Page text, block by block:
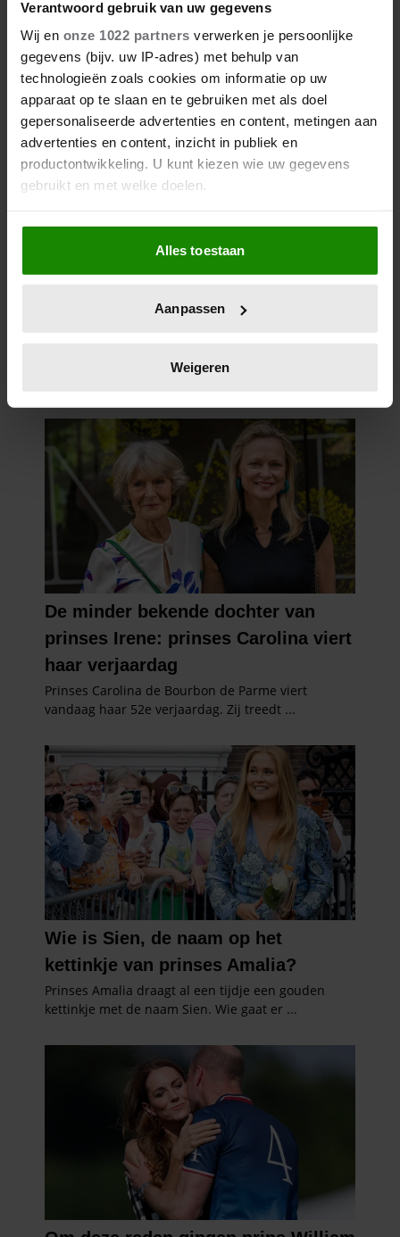
Verantwoord gebruik van uw gegevens
Wij en onze 1022 partners verwerken je persoonlijke
gegevens (bijv. uw IP-adres) met behulp van
technologieën zoals cookies om informatie op uw
apparaat op te slaan en te gebruiken met als doel
gepersonaliseerde advertenties en content, metingen aan
advertenties en content, inzicht in publiek en
productontwikkeling. U kunt kiezen wie uw gegevens
gebruikt en met welke doelen.
Als u het toestaat, willen we ook graag:
Informatie verzamelen over uw geografische
locatie, die tot een paar meter nauwkeurig kan zijn
scannen op specifieke eigenschappen (fingerprinting)
verwerkt en stel uw voorkeuren in het
intrekken in de Cookieverklaring.
We gebruiken cookies om content en advertenties te
personaliseren, om functies voor social media te bieden
en om ons websiteverkeer te analyseren. Ook delen we
informatie over uw gebruik van onze site met onze
partners voor social media, adverteren en analyse. Deze
partners kunnen deze gegevens combineren met andere
informatie die u aan ze heeft verstrekt of die ze hebben
verzameld op basis van uw gebruik van hun services. U
gaat akkoord met onze cookies als u onze website blijft
gebruiken.
Alles toestaan
Aanpassen
Weigeren
GESPANNEN BAND: DÍT IS DE
REDEN